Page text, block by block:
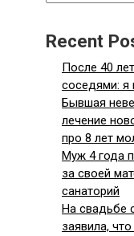
Recent
После 40
соседями: я
Бывшая
лечение
про 8 лет
Муж 4 года
за своей
санаторий
На свадьбе
заявила,